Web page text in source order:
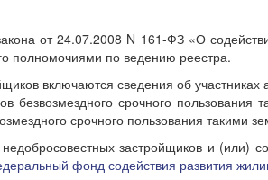
от 24.07.2008 N 161-ФЗ «О
полномочиями по ведению реестра.
включаются сведения об
безвозмездного срочного
срочного пользования
застройщиков и (или)
фонд содействия развития